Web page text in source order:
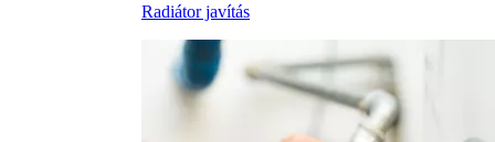
Radiátor javítás